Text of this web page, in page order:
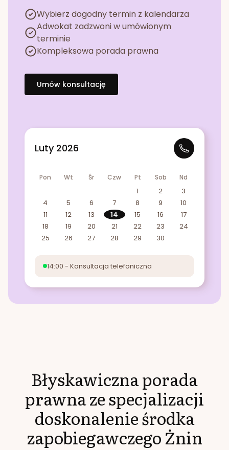
Wybierz dogodny termin z kalendarza
Adwokat zadzwoni w umówionym
terminie
Kompleksowa porada prawna
Umów konsultację
Luty 2026
Pon Wt Śr Czw Pt Sob Nd
1 2
3
4
5 6 7 8 9
10
11
12 13 14 15 16
17
18
19 20 21 22 23
24
25
26 27 28 29 30
14:00 - Konsultacja telefoniczna
Błyskawiczna porada
prawna ze specjalizacji
doskonalenie środka
zapobiegawczegoŻnin